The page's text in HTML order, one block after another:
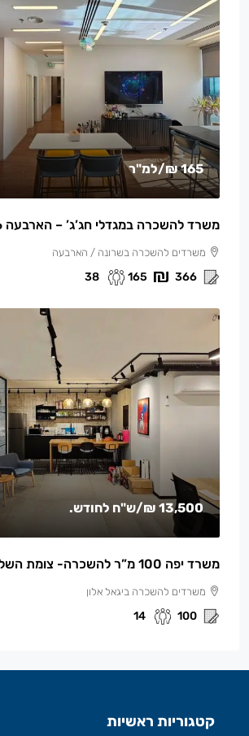
165 ₪ /למ"ר
משרד להשכרה במגדלי חג’ג’ – הארבעה 366 מ”ר
משרדים להשכרה בשרונה / הארבעה
366
165
38
13,500 ₪ /ש"ח לחודש.
משרד יפה 100 מ”ר להשכרה- צומת השלום
משרדים להשכרה ביגאל אלון
100
14
קטגוריות ראשיות